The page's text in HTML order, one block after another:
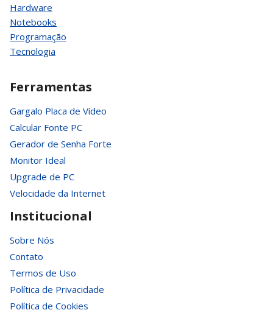
Hardware
Notebooks
Programação
Tecnologia
Ferramentas
Gargalo Placa de Vídeo
Calcular Fonte PC
Gerador de Senha Forte
Monitor Ideal
Upgrade de PC
Velocidade da Internet
Institucional
Sobre Nós
Contato
Termos de Uso
Política de Privacidade
Política de Cookies